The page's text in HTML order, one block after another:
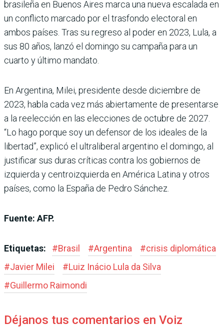
brasileña en Buenos Aires marca una nueva escalada en
un conflicto marcado por el trasfondo electoral en
ambos países. Tras su regreso al poder en 2023, Lula, a
sus 80 años, lanzó el domingo su campaña para un
cuarto y último mandato.
En Argentina, Milei, presidente desde diciembre de
2023, habla cada vez más abiertamente de presentarse
a la reelección en las elecciones de octubre de 2027.
“Lo hago porque soy un defensor de los ideales de la
libertad”, explicó el ultraliberal argentino el domingo, al
justificar sus duras críticas contra los gobiernos de
izquierda y centroizquierda en América Latina y otros
países, como la España de Pedro Sánchez.
Fuente: AFP.
Etiquetas: #Brasil #Argentina #crisis diplomática
#Javier Milei #Luiz Inácio Lula da Silva
#Guillermo Raimondi
Déjanos tus comentarios en Voiz